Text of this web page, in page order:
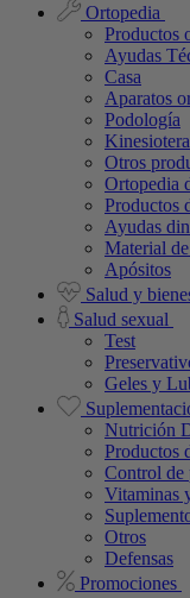
Ortopedia
Productos
Ayudas
Casa
Aparatos
Podología
Otros
Ortopedia
Productos
Ayudas
Material
Apósitos
Salud y
Salud sexual
Test
Geles y
Nutrición
Productos
Control de
Vitaminas
Otros
Defensas
Promociones